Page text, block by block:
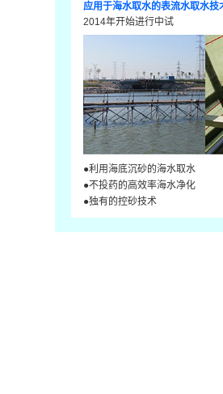
应用于海水取水的表流水取水技
2014年开始进行中试
●利用海底沉砂的海水取水
●不投药的高效率海水净化
●独有的控砂技术